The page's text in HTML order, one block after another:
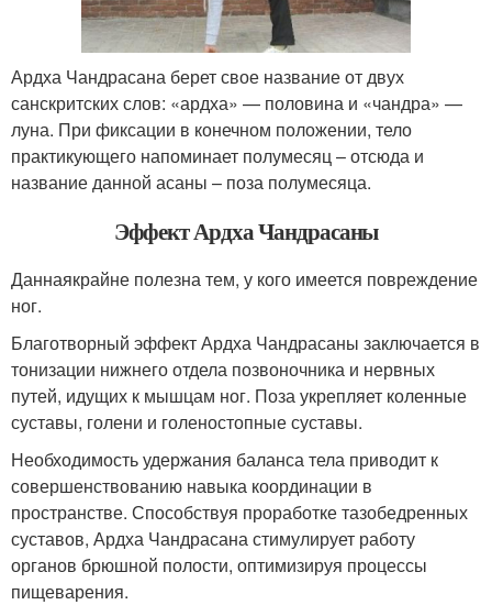
Ардха Чандрасана берет свое название от двух
санскритских слов: «ардха» — половина и «чандра» —
луна. При фиксации в конечном положении, тело
практикующего напоминает полумесяц – отсюда и
название данной асаны – поза полумесяца.
Эффект Ардха Чандрасаны
Даннаякрайне полезна тем, у кого имеется повреждение
ног.
Благотворный эффект Ардха Чандрасаны заключается в
тонизации нижнего отдела позвоночника и нервных
путей, идущих к мышцам ног. Поза укрепляет коленные
суставы, голени и голеностопные суставы.
Необходимость удержания баланса тела приводит к
совершенствованию навыка координации в
пространстве. Способствуя проработке тазобедренных
суставов, Ардха Чандрасана стимулирует работу
органов брюшной полости, оптимизируя процессы
пищеварения.